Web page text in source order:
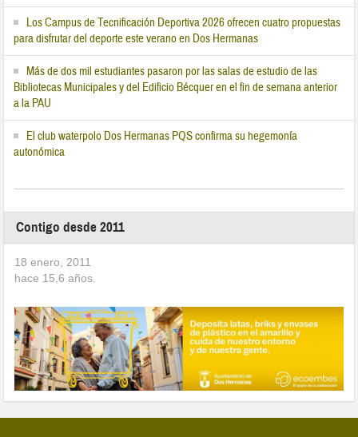
Los Campus de Tecnificación Deportiva 2026 ofrecen cuatro propuestas
para disfrutar del deporte este verano en Dos Hermanas
Más de dos mil estudiantes pasaron por las salas de estudio de las
Bibliotecas Municipales y del Edificio Bécquer en el fin de semana anterior
a la PAU
El club waterpolo Dos Hermanas PQS confirma su hegemonía
autonómica
Contigo desde 2011
18 enero, 2011
hace 15,6 años.